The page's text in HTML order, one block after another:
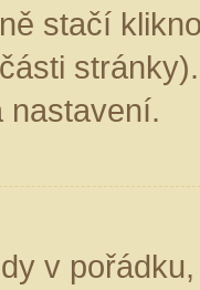
stačí
nastavení.
v